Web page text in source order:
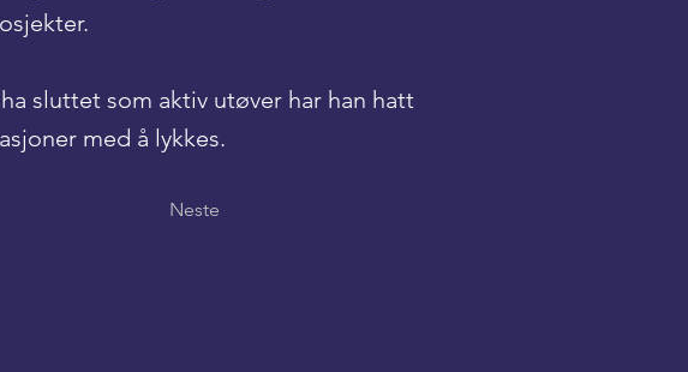
sluttet som aktiv utøver har han hatt
med å lykkes.
Neste